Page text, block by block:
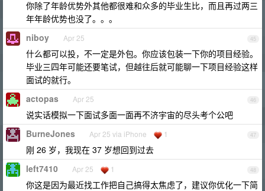
你除了年龄优势外其他都很难和众多的毕业生比，而且再过两三
年年龄优势也没了。。。
45
niboy Apr 25
什么都可以投，不一定是外包。你应该包装一下你的项目经验。
毕业三四年可能还要笔试，但越往后就可能聊一下项目经验这样
面试的就行。
46
actopas Apr 25
说实话模拟一下面试多面一面再不济宇宙的尽头考个公吧
47
BurneJones Apr 25 via iPhone 1
刚 26 岁，我现在 37 岁想回到过去
48
left7410 Apr 25 1
你这是因为最近找工作把自己搞得太焦虑了，建议你优化一下简